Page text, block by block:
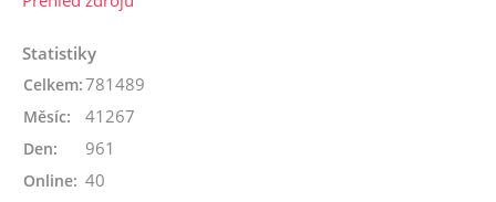
Statistiky
Online: 40
Celkem:781489
Měsíc: 41267
Den: 961